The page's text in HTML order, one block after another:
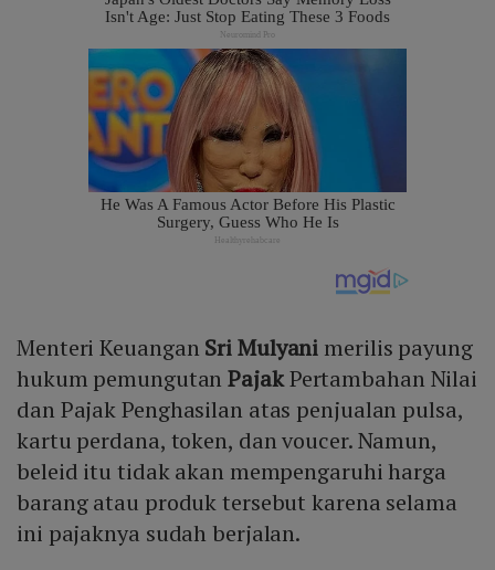
Menteri Keuangan Sri Mulyani merilis payung
hukum pemungutanPajakPertambahan Nilai
dan Pajak Penghasilan atas penjualan pulsa,
kartu perdana, token, dan voucer. Namun,
beleid itu tidak akan mempengaruhi harga
barang atau produk tersebut karena selama
ini pajaknya sudah berjalan.